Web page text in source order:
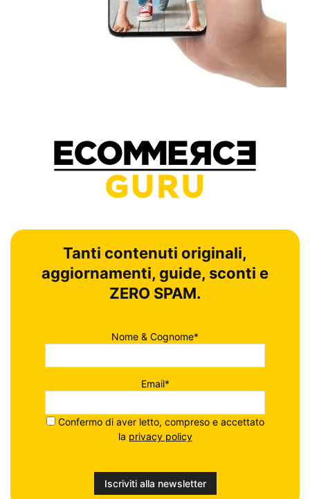
Tanti contenuti originali,
aggiornamenti, guide, sconti e
ZERO SPAM.
Nome & Cognome*
Email*
Confermo di aver letto, compreso e accettato
la privacy policy